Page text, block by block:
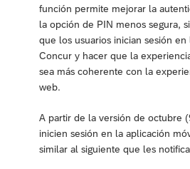
función permite mejorar la
la opción de PIN menos segura,
que los usuarios inician sesión
Concur y hacer que la
sea más coherente con la
web.
A partir de la versión de octubre
inicien sesión en la aplicación
similar al siguiente que les